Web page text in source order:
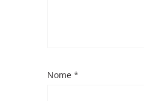
Nome *